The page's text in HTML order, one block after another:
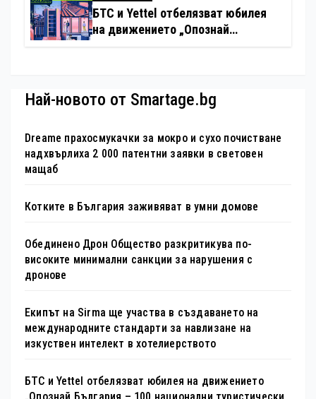
БТС и Yettel отбелязват юбилея
на движението „Опознай
Най-новото от Smartage.bg
Dreame прахосмукачки за мокро и сухо почистване
надхвърлиха 2 000 патентни заявки в световен
мащаб
Котките в България заживяват в умни домове
Обединено Дрон Общество разкритикува по-
високите минимални санкции за нарушения с
дронове
Екипът на Sirma ще участва в създаването на
международните стандарти за навлизане на
изкуствен интелект в хотелиерството
БТС и Yettel отбелязват юбилея на движението
„Опознай България – 100 национални туристически